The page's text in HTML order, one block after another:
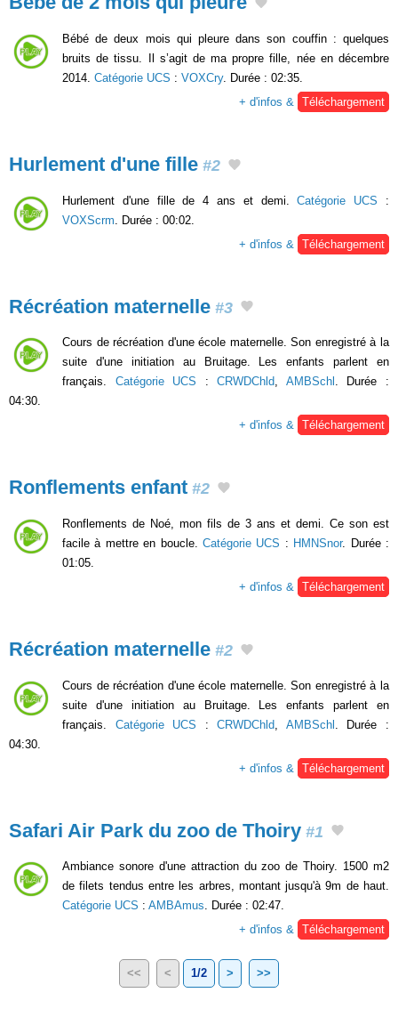
Bébé de deux mois qui pleure dans son couffin : quelques
bruits de tissu. Il s’agit de ma propre fille, née en décembre
2014. Catégorie UCS : VOXCry. Durée : 02:35.
+ d'infos &
Téléchargement
Hurlement d'une fille #2
Hurlement d'une fille de 4 ans et demi.Catégorie UCS :
VOXScrm . Durée : 00:02.
+ d'infos &
Téléchargement
Récréation maternelle #3
Cours de récréation d'une école maternelle. Son enregistré à la
suite d'une initiation au Bruitage. Les enfants parlent en
français. Catégorie UCS :CRWDChld, AMBSchl . Durée :
04:30.
+ d'infos & Téléchargement
Ronflements enfant #2
Ronflements de Noé, mon fils de 3 ans et demi. Ce son est
facile à mettre en boucle. Catégorie UCS : HMNSnor. Durée :
01:05.
+ d'infos &
Téléchargement
Récréation maternelle #2
Cours de récréation d'une école maternelle. Son enregistré à la
suite d'une initiation au Bruitage. Les enfants parlent en
français. Catégorie UCS :CRWDChld AMBSchl . Durée :
04:30.
+ d'infos &
Téléchargement
Safari Air Park du zoo de Thoiry #1
Ambiance sonore d'une attraction du zoo de Thoiry. 1500 m2
de filets tendus entre les arbres, montant jusqu'à 9m de haut.
Catégorie UCS : AMBAmus. Durée : 02:47.
+ d'infos & Téléchargement
<< < 1/2 > >>